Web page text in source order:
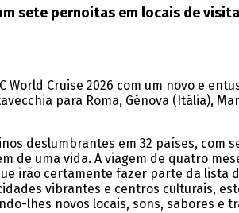
sete pernoitas em locais de
World Cruise 2026 com um novo e
para Roma, Génova (Itália),
deslumbrantes em 32 países,
de uma vida. A viagem de quatro
irão certamente fazer parte da lista
vibrantes e centros culturais,
lhes novos locais, sons, sabores e